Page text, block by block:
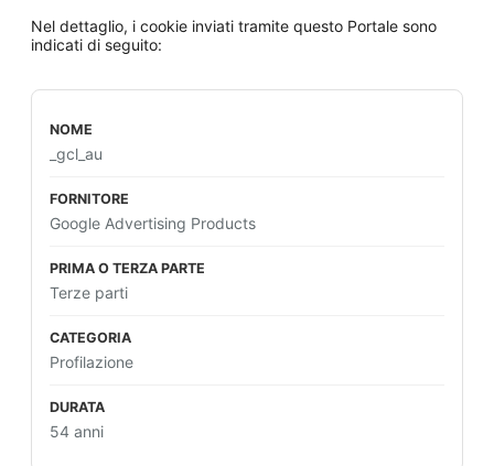
Nel dettaglio, i cookie inviati tramite questo Portale sono
indicati di seguito:
_gcl_au
Google Advertising Products
Terze parti
Profilazione
54 anni